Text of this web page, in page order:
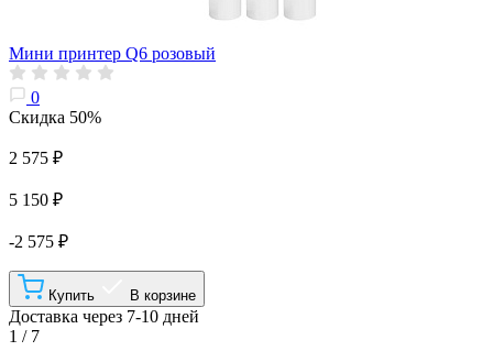
Мини принтер Q6 розовый
0
Скидка 50%
2 575 ₽
5 150 ₽
-2 575 ₽
Купить В корзине
Доставка через 7-10 дней
1 / 7